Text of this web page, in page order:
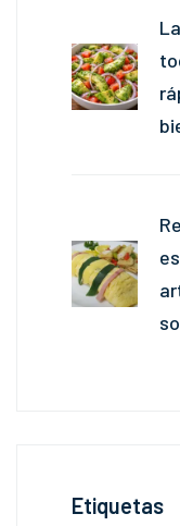
Etiquetas